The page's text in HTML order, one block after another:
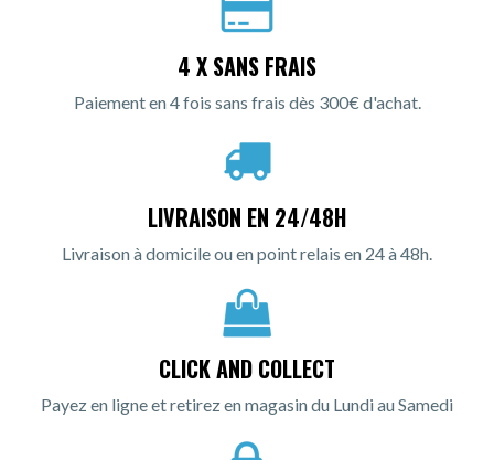
4 X SANS FRAIS
Paiement en 4 fois sans frais dès 300€ d'achat.
LIVRAISON EN 24/48H
Livraison à domicile ou en point relais en 24 à 48h.
CLICK AND COLLECT
Payez en ligne et retirez en magasin du Lundi au Samedi